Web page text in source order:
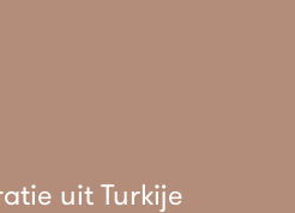
uit Turkije